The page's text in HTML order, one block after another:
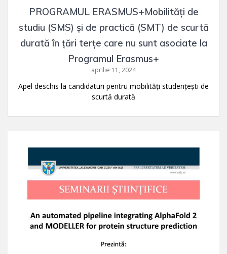
PROGRAMUL ERASMUS+Mobilități de
studiu (SMS) şi de practică (SMT) de scurtă
durată în ţări terţe care nu sunt asociate la
Programul Erasmus+
aprilie 11, 2024
Apel deschis la candidaturi pentru mobilități studențești de
scurtă durată